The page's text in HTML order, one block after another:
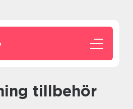
tillbehör